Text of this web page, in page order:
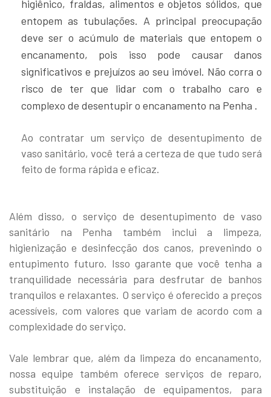
higiênico, fraldas, alimentos e objetos sólidos, que
entopem as tubulações. A principal preocupação
deve ser o acúmulo de materiais que entopem o
encanamento, pois isso pode causar danos
significativos e prejuízos ao seu imóvel. Não corra o
risco de ter que lidar com o trabalho caro e
complexo de desentupir o encanamento na Penha .
Ao contratar um serviço de desentupimento de
vaso sanitário, você terá a certeza de que tudo será
feito de forma rápida e eficaz.
Além disso, o serviço de desentupimento de vaso
sanitário na Penha também inclui a limpeza,
higienização e desinfecção dos canos, prevenindo o
entupimento futuro. Isso garante que você tenha a
tranquilidade necessária para desfrutar de banhos
tranquilos e relaxantes. O serviço é oferecido a preços
acessíveis, com valores que variam de acordo com a
complexidade do serviço.
Vale lembrar que, além da limpeza do encanamento,
nossa equipe também oferece serviços de reparo,
substituição e instalação de equipamentos, para